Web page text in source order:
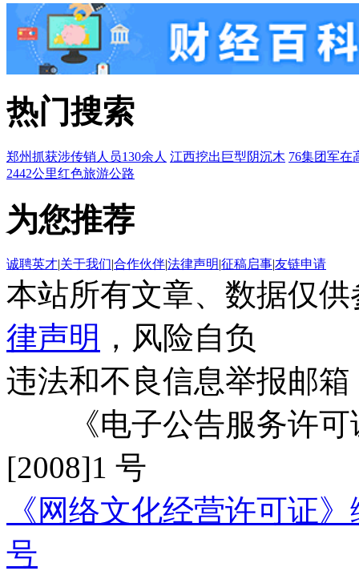
热门搜索
郑州抓获涉传销人员130余人 江西挖出巨型阴沉木 76集团军在
2442公里红色旅游公路
为您推荐
诚聘英才|关于我们|合作伙伴|法律声明|征稿启事|友链申请
本站所有文章、数据仅
律声明 ，风险自负
违法和不良信息举报邮箱
《电子公告服务许可
[2008]1 号
《网络文化经营许可证
号